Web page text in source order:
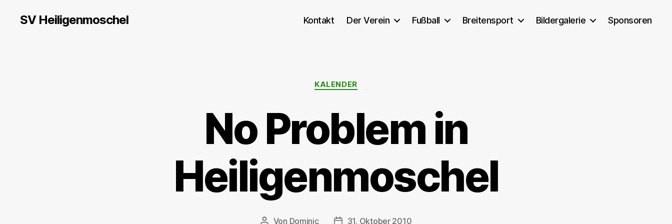
SV Heiligenmoschel Kontakt Der Verein Fußball Breitensport Bildergalerie Sponsoren
Kategorien
KALENDER
No Problem in
Heiligenmoschel
Beitragsautor
Von Dominic Veröffentlichungsdatum
31. Oktober 2010